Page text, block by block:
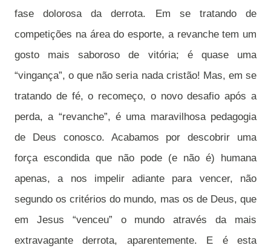
fase dolorosa da derrota. Em se tratando de
competições na área do esporte, a revanche tem um
gosto mais saboroso de vitória; é quase uma
“vingança”, o que não seria nada cristão! Mas, em se
tratando de fé, o recomeço, o novo desafio após a
perda, a “revanche”, é uma maravilhosa pedagogia
de Deus conosco. Acabamos por descobrir uma
força escondida que não pode (e não é) humana
apenas, a nos impelir adiante para vencer, não
segundo os critérios do mundo, mas os de Deus, que
em Jesus “venceu” o mundo através da mais
extravagante derrota, aparentemente. E é esta